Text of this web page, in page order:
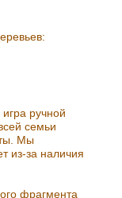
ручной
семьи
Мы
из-за наличия
фрагмента